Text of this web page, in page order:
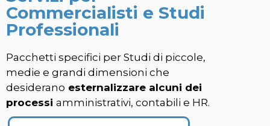
Commercialisti e Studi
Professionali
Pacchetti specifici per Studi di piccole,
medie e grandi dimensioni che
desiderano esternalizzare alcuni dei
processi amministrativi, contabili e HR.